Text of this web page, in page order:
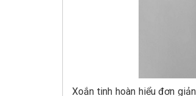
Xoắn tinh hoàn hiểu đơn